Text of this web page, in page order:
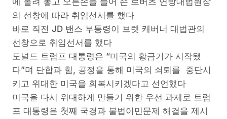
의 선창에 따라 취임선서를 했다
바로 직전 JD 밴스 부통령이 브렛 캐버너 대법관의
선창으로 취임선서를 했다
도널드 트럼프 대통령은 “미국의 황금기가 시작됐
다”며 단합과 힘, 공정을 통해 미국의 쇠퇴를 중단시
키고 위대한 미국을 회복시키겠다고 선언했다
미국을 다시 위대하게 만들기 위한 우선 과제로 트럼
프 대통령은 첫째 국경과 불법이민문제 해결을 제시